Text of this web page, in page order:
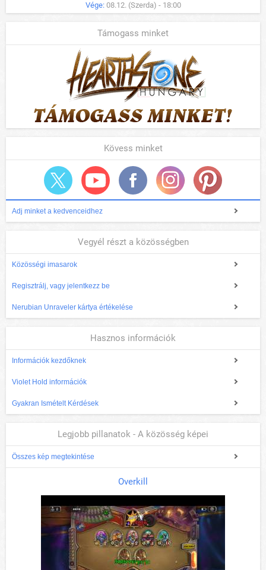
Vége: 08.12. (Szerda) - 18:00
Támogass minket
Kövess minket
Adj minket a kedvenceidhez
Vegyél részt a közösségben
Közösségi imasarok
Regisztrálj, vagy jelentkezz be
Nerubian Unraveler kártya értékelése
Hasznos információk
Információk kezdőknek
Violet Hold információk
Gyakran Ismételt Kérdések
Legjobb pillanatok - A közösség képei
Összes kép megtekintése
Overkill